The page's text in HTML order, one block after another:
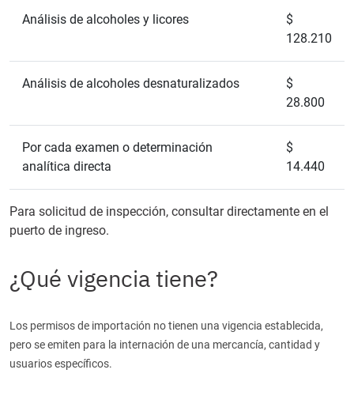
Análisis de alcoholes y licores
$
128.210
Análisis de alcoholes desnaturalizados
$
28.800
Por cada examen o determinación
analítica directa
$
14.440
Para solicitud de inspección, consultar directamente en el
puerto de ingreso.
¿Qué vigencia tiene?
Los permisos de importación no tienen una vigencia establecida,
pero se emiten para la internación de una mercancía, cantidad y
usuarios específicos.